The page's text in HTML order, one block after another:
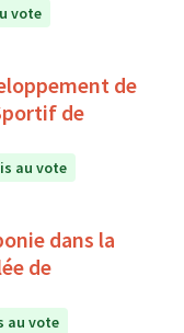
vote
de
de
au vote
dans la
de
au vote